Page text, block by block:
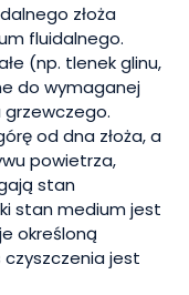
złoża
fluidalnego.
(np. tlenek glinu,
do wymaganej
od dna złoża, a
powietrza,
stan
stan medium jest
określoną
jest